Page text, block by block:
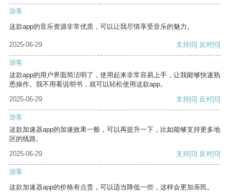
游客
这款app的音乐资源非常优质，可以让我尽情享受音乐的魅力。
2025-06-29 支持[0] 反对[0]
游客
这款app的用户界面简洁明了，使用起来非常容易上手，让我能够快速熟
悉操作。我不用看说明书，就可以轻松使用这款app。
2025-06-29
支持[0] 反对[0]
游客
这款加速器app的加速效果一般，可以再提升一下，比如能够支持更多地
区的线路。
2025-06-29
支持[0] 反对[0]
游客
这款加速器app的价格有点贵，可以适当降低一些，这样会更加亲民。